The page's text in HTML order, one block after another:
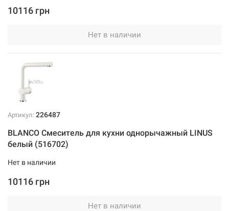
10116 грн
Нет в наличии
Артикул: 226487
BLANCO Смеситель для кухни однорычажный LINUS
белый (516702)
Нет в наличии
10116 грн
Нет в наличии